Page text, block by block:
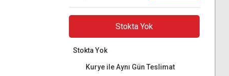
Stokta Yok
Stokta Yok
Kurye ile Aynı Gün Teslimat